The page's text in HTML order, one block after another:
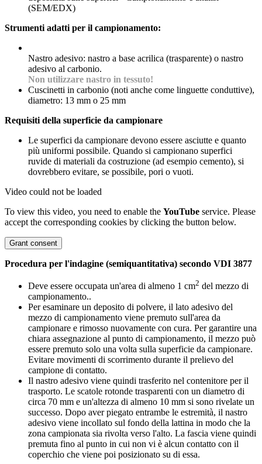
(SEM/EDX)
Strumenti adatti per il campionamento:
Nastro adesivo: nastro a base acrilica (trasparente) o nastro
adesivo al carbonio.
Non utilizzare nastro in tessuto!
Cuscinetti in carbonio (noti anche come linguette conduttive),
diametro: 13 mm o 25 mm
Requisiti della superficie da campionare
Le superfici da campionare devono essere asciutte e quanto
più uniformi possibile. Quando si campionano superfici
ruvide di materiali da costruzione (ad esempio cemento), si
dovrebbero evitare, se possibile, pori o vuoti.
Video could not be loaded
To view this video, you need to enable the YouTube service. Please
accept the corresponding cookies by clicking the button below.
Grant consent
Procedura per l'indagine (semiquantitativa) secondo VDI 3877
Deve essere occupata un'area di almeno 1 cm2 del mezzo di
campionamento..
Per esaminare un deposito di polvere, il lato adesivo del
mezzo di campionamento viene premuto sull'area da
campionare e rimosso nuovamente con cura. Per garantire una
chiara assegnazione al punto di campionamento, il mezzo può
essere premuto solo una volta sulla superficie da campionare.
Evitare movimenti di scorrimento durante il prelievo del
campione di contatto.
Il nastro adesivo viene quindi trasferito nel contenitore per il
trasporto. Le scatole rotonde trasparenti con un diametro di
circa 70 mm e un'altezza di almeno 10 mm si sono rivelate un
successo. Dopo aver piegato entrambe le estremità, il nastro
adesivo viene incollato sul fondo della lattina in modo che la
zona campionata sia rivolta verso l'alto. La fascia viene quindi
premuta fino al punto in cui non vi è alcun contatto con il
coperchio che viene poi posizionato su di essa.